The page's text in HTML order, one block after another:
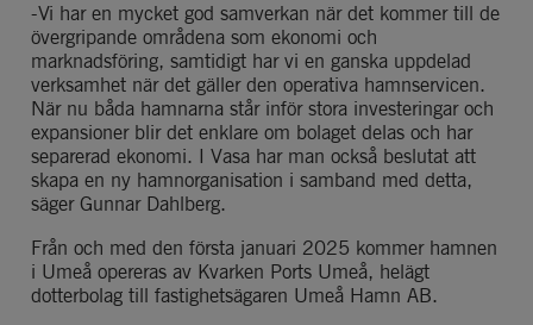
-Vi har en mycket god samverkan när det kommer till de
övergripande
marknadsföring, samtidigt har vi en ganska uppdelad
verksamhet när det gäller den operativa hamnservicen.
När nu båda hamnarna står inför stora investeringar och
expansioner blir det enklare om bolaget delas och har
separerad ekonomi. I Vasa har man också beslutat att
skapa en ny hamnorganisation i samband med detta,
säger Gunnar Dahlberg.
Från och med den första januari 2025 kommer hamnen
i Umeå opereras av Kvarken Ports Umeå, helägt
dotterbolag till fastighetsägaren Umeå Hamn AB.